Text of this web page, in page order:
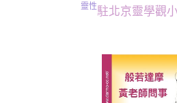
駐北京靈學觀
靈性